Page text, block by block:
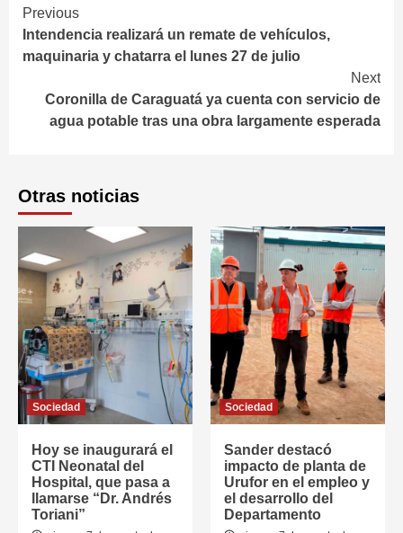
Continue
Reading
Previous
Intendencia realizará un remate de vehículos,
maquinaria y chatarra el lunes 27 de julio
Next
Coronilla de Caraguatá ya cuenta con servicio de
agua potable tras una obra largamente esperada
Otras noticias
Sociedad
Hoy se inaugurará el
CTI Neonatal del
Hospital, que pasa a
llamarse “Dr. Andrés
Toriani”
Sociedad
Sander destacó
impacto de planta de
Urufor en el empleo y
el desarrollo del
Departamento